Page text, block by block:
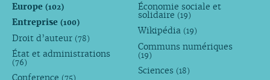
Europe (102)
Entreprise (100)
Droit d’auteur (78)
État et administrations
(76)
Conference (75)
Économie sociale et
solidaire (19)
Wikipédia (19)
Communs numériques
(19)
Sciences (18)